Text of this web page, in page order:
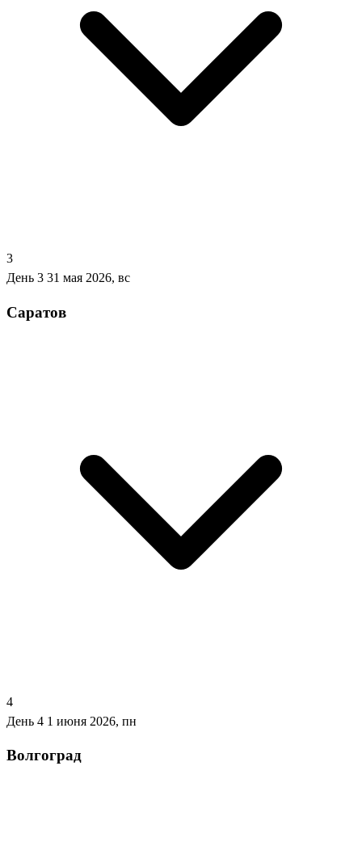
3
День 3 31 мая 2026, вс
Саратов
4
День 4 1 июня 2026, пн
Волгоград